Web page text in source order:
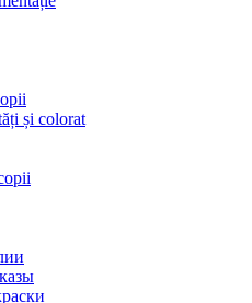
și colorat